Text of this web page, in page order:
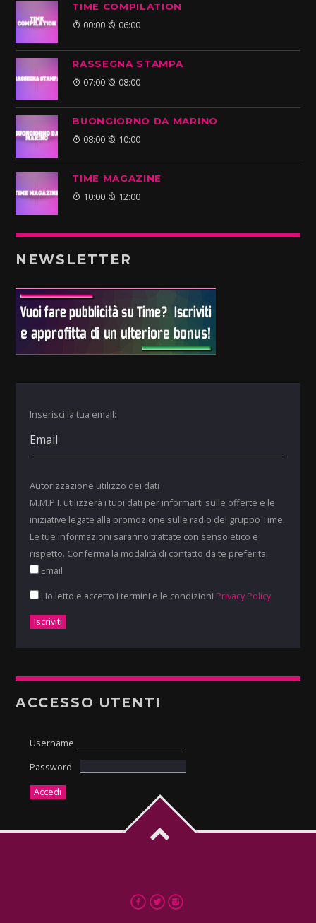
TIME COMPILATION
00:00 06:00
RASSEGNA STAMPA
07:00 08:00
BUONGIORNO DA MARINO
08:00 10:00
TIME MAGAZINE
10:00 12:00
NEWSLETTER
Inserisci la tua email:
Autorizzazione utilizzo dei dati
M.M.P.I. utilizzerà i tuoi dati per informarti sulle offerte e le
iniziative legate alla promozione sulle radio del gruppo Time.
Le tue informazioni saranno trattate con senso etico e
rispetto. Conferma la modalità di contatto da te preferita:
Email
Ho letto e accetto i termini e le condizioni Privacy Policy
ACCESSO UTENTI
Username
Password